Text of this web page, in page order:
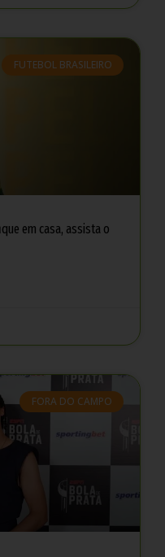
FUTEBOL BRASILEIRO
em casa, assista o
FORA DO CAMPO